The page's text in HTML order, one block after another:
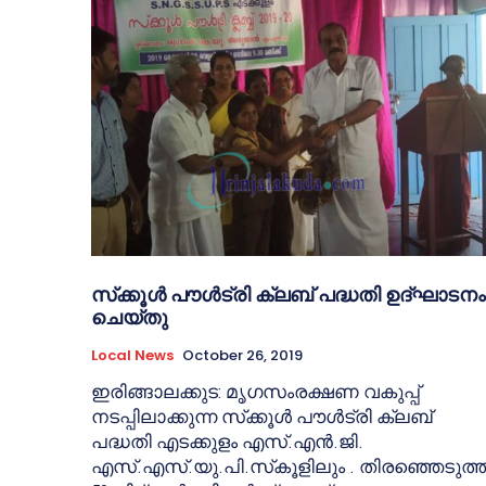
സ്‌ക്കൂള്‍ പൗള്‍ട്രി ക്ലബ് പദ്ധതി ഉദ്ഘാടനം
ചെയ്തു
Local News October 26, 2019
ഇരിങ്ങാലക്കുട: മൃഗസംരക്ഷണ വകുപ്പ്
നടപ്പിലാക്കുന്ന സ്‌ക്കൂള്‍ പൗള്‍ട്രി ക്ലബ്
പദ്ധതി എടക്കുളം എസ്.എന്‍.ജി.
എസ്.എസ്.യു.പി.സ്‌കൂളിലും .